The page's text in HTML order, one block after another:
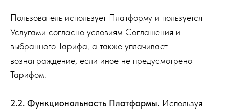
Пользователь использует Платформу и пользуется
Услугами согласно условиям Соглашения и
выбранного Тарифа, а также уплачивает
вознаграждение, если иное не предусмотрено
Тарифом.
2.2. Функциональность Платформы. Используя